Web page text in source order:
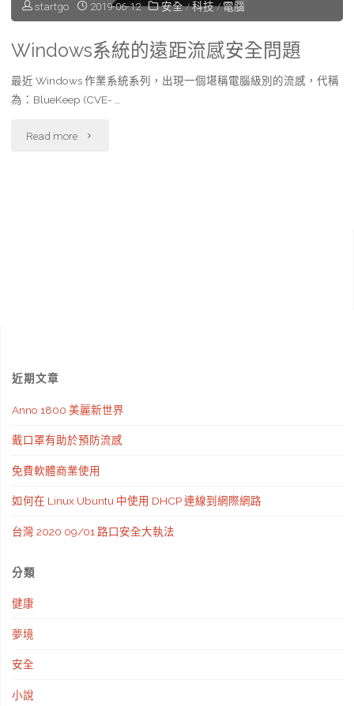
startgo 2019-06-12 安全/科技/電腦
Windows系統的遠距流感安全問題
最近 Windows 作業系統系列，出現一個堪稱電腦級別的流感，代稱
為：BlueKeep (CVE- …
Read more "Windows
全
近期文章
Anno 1800 美麗新世界
戴口罩有助於預防流感
免費軟體商業使用
如何在 Linux Ubuntu 中使用 DHCP 連線到網際網路
台灣 2020 09/01 路口安全大執法
分類
健康
夢境
安全
小說